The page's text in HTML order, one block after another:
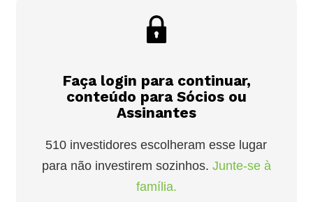
Faça login para continuar,
conteúdo para Sócios ou
Assinantes
510 investidores escolheram esse lugar
para não investirem sozinhos. Junte-se à
família.